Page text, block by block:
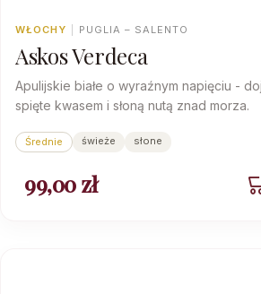
WŁOCHY PUGLIA – SALENTO
Askos Verdeca
Apulijskie białe o wyraźnym napięciu -
spięte kwasem i słoną nutą znad morza.
Średnie świeże słone
99,00zł